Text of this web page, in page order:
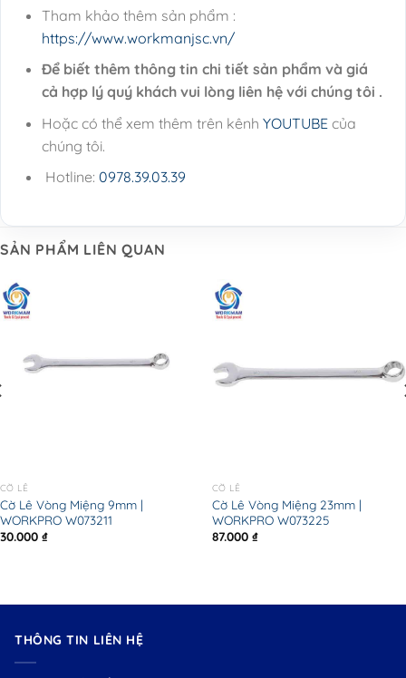
Tham khảo thêm sản phẩm :
https://www.workmanjsc.vn/
Để biết thêm thông tin chi tiết sản phẩm và giá
cả hợp lý quý khách vui lòng liên hệ với chúng tôi .
Hoặc có thể xem thêm trên kênh YOUTUBEcủa
chúng tôi.
Hotline: 0978.39.03.39
SẢN PHẨM LIÊN QUAN
CỜ LÊ
Cờ Lê Vòng Miệng 9mm |
WORKPRO W073211
30.000 ₫
CỜ LÊ
Cờ Lê Vòng Miệng 23mm |
WORKPRO W073225
87.000 ₫
THÔNG TIN LIÊN HỆ